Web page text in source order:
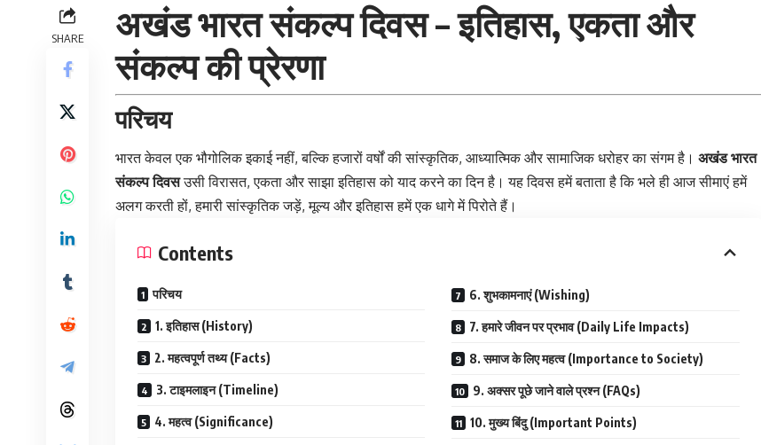
SHARE
अखंड भारत संकल्प दिवस – इतिहास, एकता और
संकल्प की प्रेरणा
परिचय
भारत केवल एक भौगोलिक इकाई नहीं, बल्कि हजारों वर्षों की सांस्कृतिक, आध्यात्मिक और सामाजिक धरोहर का संगम है। अखंड भारत
संकल्प दिवसउसी विरासत, एकता और साझा इतिहास को याद करने का दिन है। यह दिवस हमें बताता है कि भले ही आज सीमाएं हमें
अलग करती हों, हमारी सांस्कृतिक जड़ें, मूल्य और इतिहास हमें एक धागे में पिरोते हैं।
Contents
परिचय
1. इतिहास (History)
2. महत्वपूर्ण तथ्य (Facts)
3. टाइमलाइन (Timeline)
4. महत्व (Significance)
6. शुभकामनाएं (Wishing)
7. हमारे जीवन पर प्रभाव (Daily Life Impacts)
8. समाज के लिए महत्व (Importance to Society)
9. अक्सर पूछे जाने वाले प्रश्न (FAQs)
10. मुख्य बिंदु (Important Points)